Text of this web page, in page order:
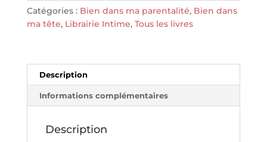
mon
ado
-
Catégories : Bien dans ma parentalité, Bien dans
ma tête, Librairie Intime, Tous les livres
Description
Informations complémentaires
Description